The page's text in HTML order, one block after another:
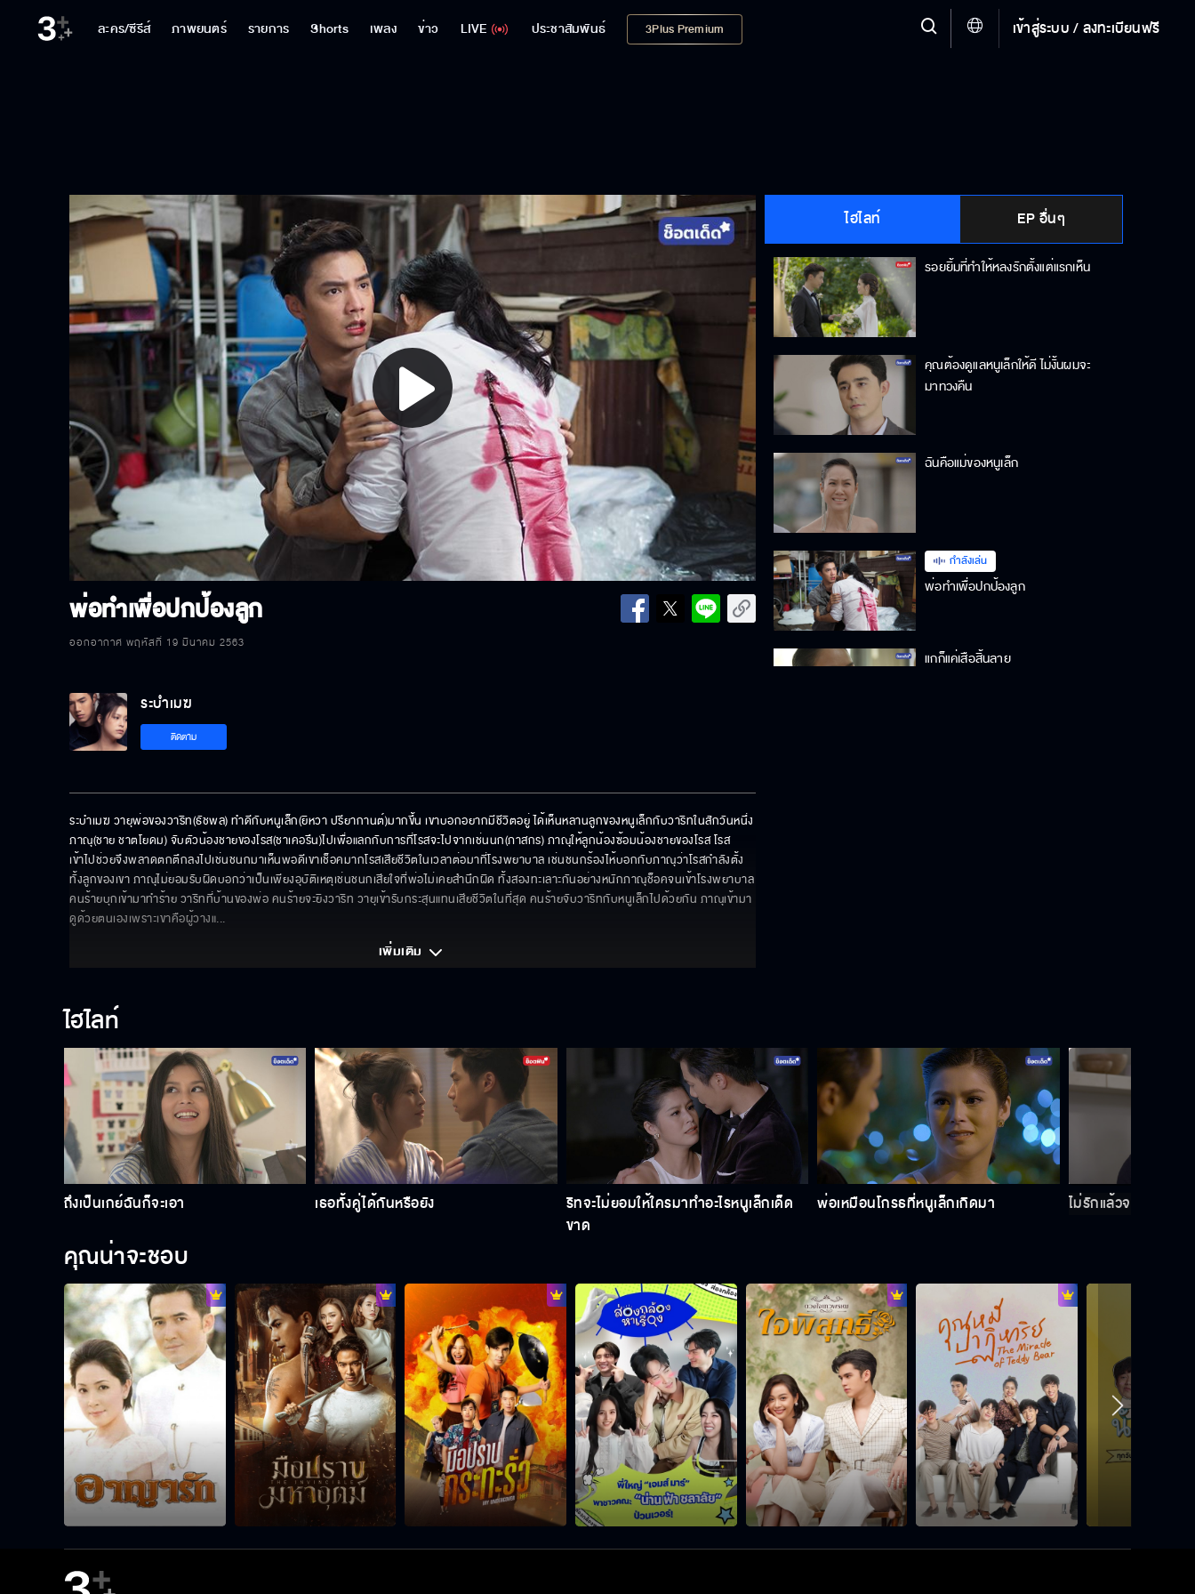
ละคร/ซีรีส์ ภาพยนตร์ รายการ Shorts เพลง ข่าว LIVE ประชาสัมพันธ์ 3Plus Premium เข้าสู่ระบบ / ลงทะเบียนฟรี
Play
Video
พ่อทำเพื่อปกป้องลูก
ออกอากาศ พฤหัสที่ 19 มีนาคม 2563
ไฮไลท์ EP อื่นๆ
รอยยิ้มที่ทำให้หลงรักตั้งแต่แรกเห็น
คุณต้องดูแลหนูเล็กให้ดี ไม่งั้นผมจะ
มาทวงคืน
ฉันคือแม่ของหนูเล็ก
กำลังเล่น
พ่อทำเพื่อปกป้องลูก
แกก็แค่เสือสิ้นลาย
ริทยังรักษาสัญญาเสมอ
เจ้าสาวถูกลักพาตัว
ผมอยากเก็บความทรงจำเอาไว้ที่นี่
เธอกล้าพูดไหมว่าเธอเป็นนางนกต่อให้
ฉัน
ระบำเมฆ
ติดตาม
ระบำเมฆ วายุพ่อของวาริท(ธัชพล) ทำดีกับหนูเล็ก(ยิหวา ปรียากานต์)มากขึ้น เขาบอกอยากมีชีวิตอยู่ ได้เห็นหลานลูกของหนูเล็กกับวาริทในสักวันหนึ่ง
ภาณุ(ชาย ชาตโยดม) จับตัวน้องชายของโรส(ชาเคอรึน)ไปเพื่อแลกกับการที่โรสจะไปจากเช่นนก(ภาสกร) ภาณุให้ลูกน้องซ้อมน้องชายของโรส โรส
เข้าไปช่วยจึงพลาดตกตึกลงไปเช่นชนกมาเห็นพอดีเขาเช็อคมากโรสเสียชีวิตในเวลาต่อมาที่โรงพยาบาล เช่นชนกร้องไห้บอกกับภาณุว่าโรสกำลังตั้ง
ทั้งลูกของเขา ภาณุไม่ยอมรับผิดบอกว่าเป็นเพียงอุบัติเหตุเช่นชนกเสียใจที่พ่อไม่เคยสำนึกผิด ทั้งสองทะเลาะกันอย่างหนักภาณุช็อคจนเข้าโรงพยาบาล
คนร้ายบุกเข้ามาทำร้าย วาริทที่บ้านของพ่อ คนร้ายจะยิงวาริท วายุเข้ารับกระสุนแทนเสียชีวิตในที่สุด คนร้ายจับวาริทกับหนูเล็กไปด้วยกัน ภาณุเข้ามา
ดูด้วยตนเองเพราะเขาคือผู้วางแ...
เพิ่มเติม
ไฮไลท์
ถึงเป็นเกย์ฉันก็จะเอา เธอทั้งคู่ได้กันหรือยัง
ริทจะไม่ยอมให้ใครมาทำอะไรหนูเล็กเด็ด
ขาด
พ่อเหมือนโกรธที่หนูเล็กเกิดมา ไม่รักแล้วจะหึงทำไม
คุณน่าจะชอบ